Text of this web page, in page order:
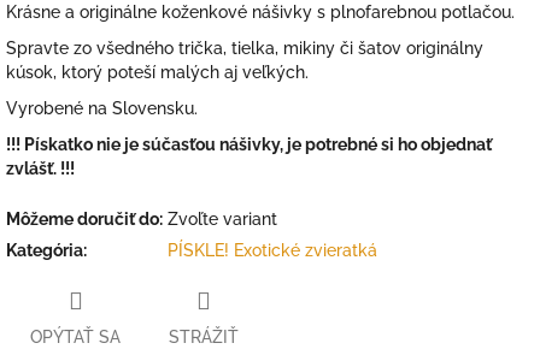
Krásne a originálne koženkové nášivky s plnofarebnou potlačou.
Spravte zo všedného trička, tielka, mikiny či šatov originálny
kúsok, ktorý poteší malých aj veľkých.
Vyrobené na Slovensku.
!!! Pískatko nie je súčasťou nášivky, je potrebné si ho objednať
zvlášť. !!!
Môžeme doručiť do: Zvoľte variant
Kategória: PÍSKLE! Exotické zvieratká
OPÝTAŤ SA STRÁŽIŤ